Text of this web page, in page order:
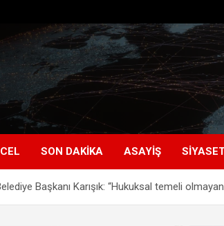
Ekspres
SON DAKIKA ASAYIŞ
Başkanı Karışık: “Hukuksal temeli